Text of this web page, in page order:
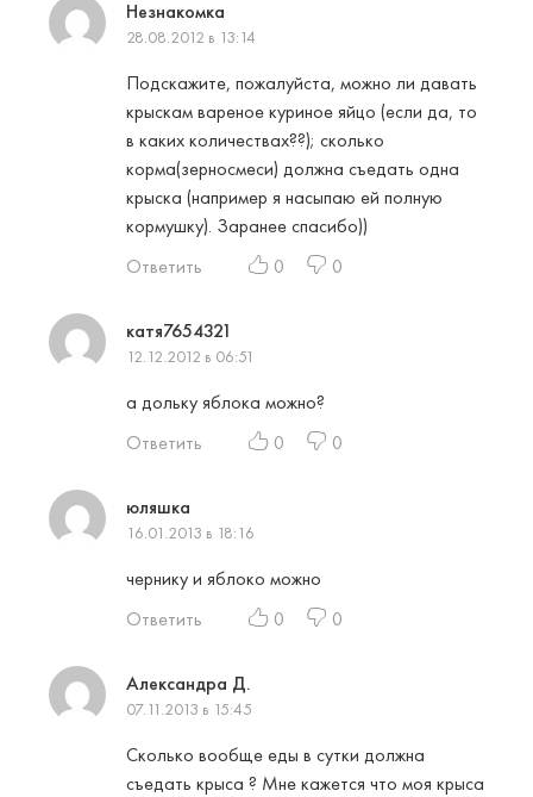
Незнакомка
28.08.2012 в 13:14
Подскажите, пожалуйста, можно ли давать
крыскам вареное куриное яйцо (если да, то
в каких количествах??); сколько
корма(зерносмеси) должна съедать одна
крыска (например я насыпаю ей полную
кормушку). Заранее спасибо))
Ответить
0 0
катя7654321
12.12.2012 в 06:51
а дольку яблока можно?
Ответить
0 0
юляшка
16.01.2013 в 18:16
чернику и яблоко можно
Ответить
0 0
Александра Д.
07.11.2013 в 15:45
Сколько вообще еды в сутки должна
съедать крыса ? Мне кажется что моя крыса